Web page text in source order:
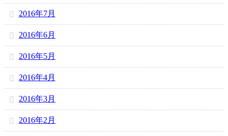
2016年7月
2016年6月
2016年5月
2016年4月
2016年3月
2016年2月